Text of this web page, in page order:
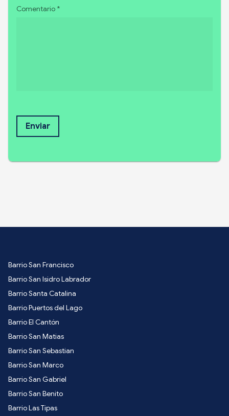
Comentario *
Enviar
Barrio San Francisco
Barrio San Isidro Labrador
Barrio Santa Catalina
Barrio Puertos del Lago
Barrio El Cantón
Barrio San Matias
Barrio San Sebastian
Barrio San Marco
Barrio San Gabriel
Barrio San Benito
Barrio Las Tipas